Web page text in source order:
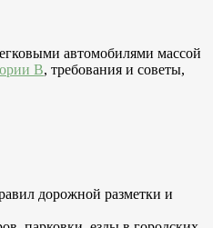
автомобилями массой
B, требования и советы,
дорожной разметки и